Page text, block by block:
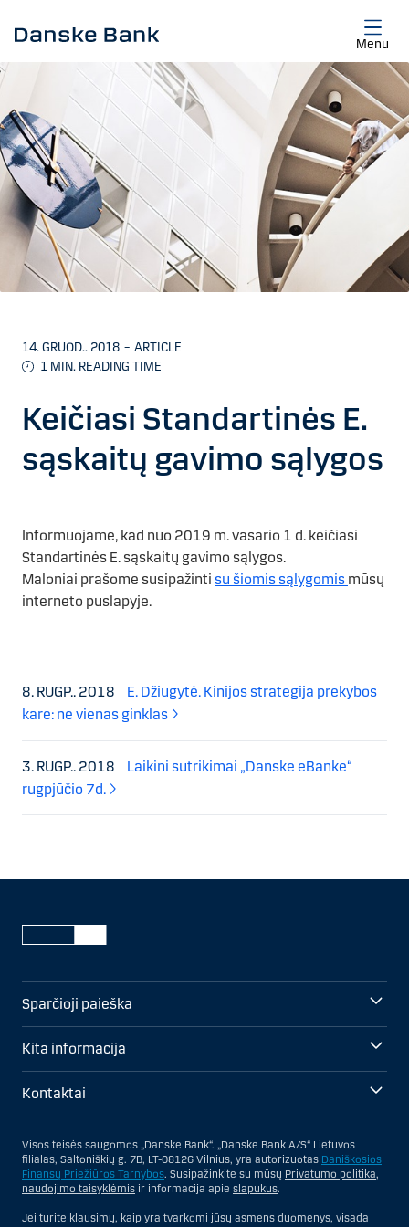
Menu
14. GRUOD.. 2018 – ARTICLE
1 MIN. READING TIME
Keičiasi Standartinės E.
sąskaitų gavimo sąlygos
Informuojame, kad nuo 2019 m. vasario 1 d. keičiasi
Standartinės E. sąskaitų gavimo sąlygos.
Maloniai prašome susipažinti su šiomis sąlygomis mūsų
interneto puslapyje.
8. RUGP.. 2018
E. Džiugytė. Kinijos strategija prekybos
kare: ne vienas ginklas
3. RUGP.. 2018
Laikini sutrikimai „Danske eBanke“
rugpjūčio 7d.
Sparčioji paieška
Kita informacija
Kontaktai
Visos teisės saugomos „Danske Bank“. „Danske Bank A/S“ Lietuvos
filialas, Saltoniškių g. 7B, LT-08126 Vilnius, yra autorizuotas Daniškosios
Finansų Priežiūros Tarnybos. Susipažinkite su mūsų Privatumo politika,
naudojimo taisyklėmis ir informacija apie slapukus.
Jei turite klausimų, kaip yra tvarkomi jūsų asmens duomenys, visada